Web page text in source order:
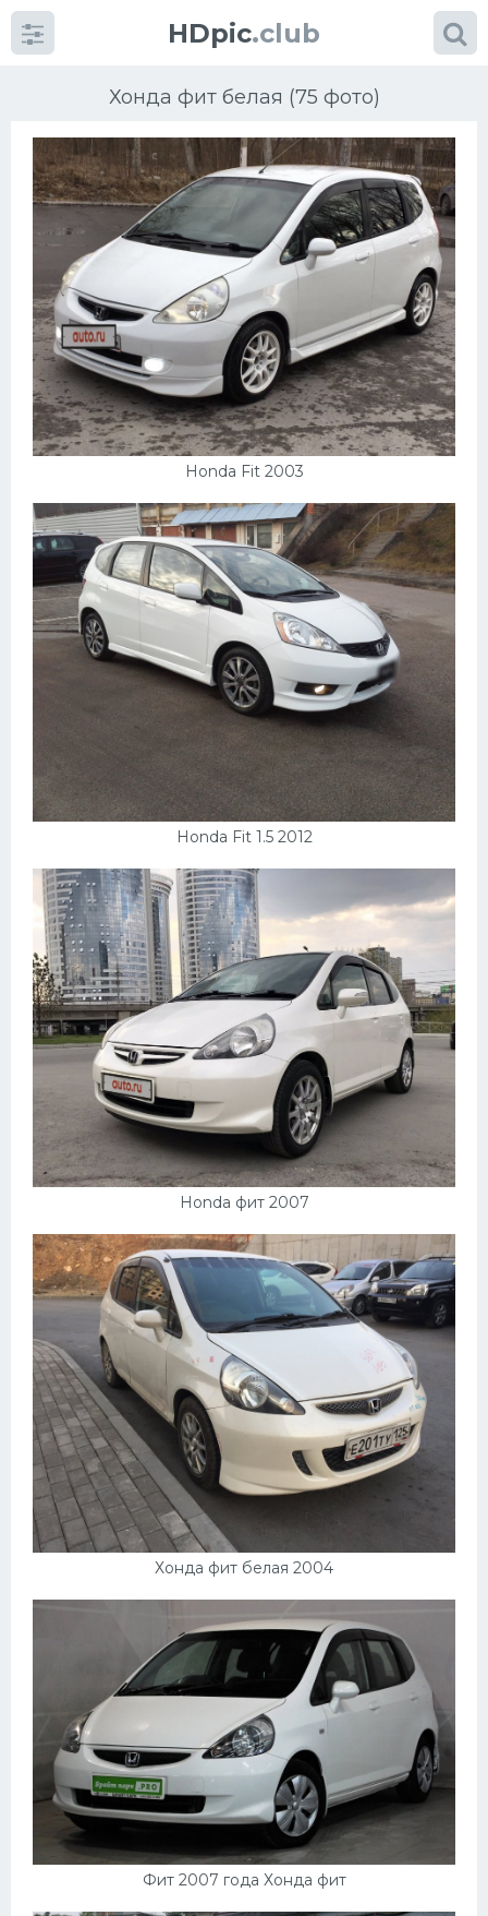
HDpic.club
Хонда фит белая (75 фото)
Honda Fit 2003
Honda Fit 1.5 2012
Honda фит 2007
Хонда фит белая 2004
Фит 2007 года Хонда фит
Разное
Автомобили
Красивые фото машин
УРАЛ
Пежо
Гараж
Русские авто
Сузуки
Фольксваген
Лексус
Дэу
Скания
Форд
Джили
Хавал
Кавасаки
Инфинити
ЛУАЗ
Ситроен
Субару
Опель
Подводные лодки
Митсубиси
Киа
Самолеты
Корабли
Комплектующие
Тойота
Лодки